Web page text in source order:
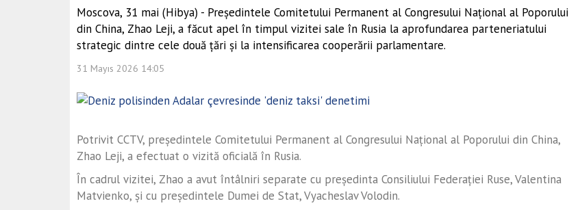
Moscova, 31 mai (Hibya) - Președintele Comitetului Permanent al Congresului Național al Poporului
din China, Zhao Leji, a făcut apel în timpul vizitei sale în Rusia la aprofundarea parteneriatului
strategic dintre cele două țări și la intensificarea cooperării parlamentare.
31 Mayıs 2026 14:05
Potrivit CCTV, președintele Comitetului Permanent al Congresului Național al Poporului din China,
Zhao Leji, a efectuat o vizită oficială în Rusia.
În cadrul vizitei, Zhao a avut întâlniri separate cu președinta Consiliului Federației Ruse, Valentina
Matvienko, și cu președintele Dumei de Stat, Vyacheslav Volodin.